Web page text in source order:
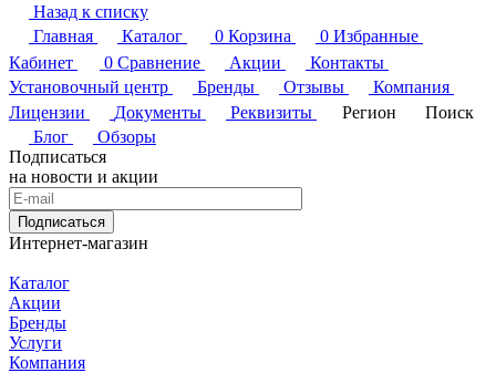
Назад к списку
Главная
Каталог 0 Корзина 0 Избранные
Кабинет
0 Сравнение Акции
Контакты
Установочный центр
Бренды Отзывы
Компания
Лицензии
Документы Реквизиты Регион
Поиск
Блог
Обзоры
Подписаться
на новости и акции
Подписаться
Интернет-магазин
Каталог
Акции
Бренды
Услуги
Компания